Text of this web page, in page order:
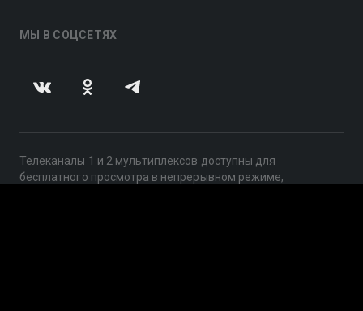
МЫ В СОЦСЕТЯХ
Телеканалы 1 и 2 мультиплексов доступны для
бесплатного просмотра в непрерывном режиме,